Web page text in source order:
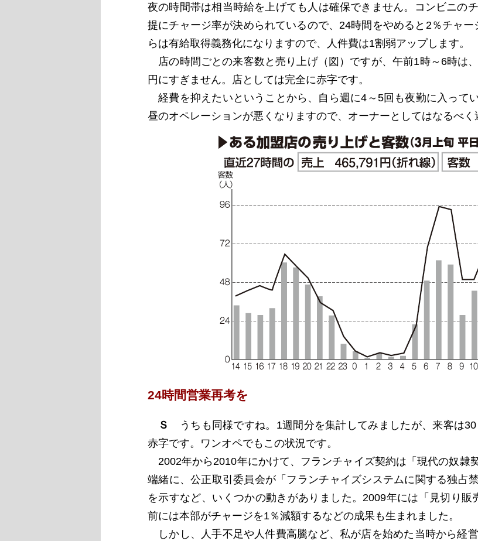
夜の時間帯は相当時給を上げても人は確保できません。コンビニの
提にチャージ率が決められているので、24時間をやめると2％チャ
らは有給取得義務化になりますので、人件費は1割弱アップします。
店の時間ごとの来客数と売り上げ（図）ですが、午前1時～6時は
円にすぎません。店としては完全に赤字です。
経費を抑えたいということから、自ら週に4～5回も夜勤に入って
昼のオペレーションが悪くなりますので、オーナーとしてはなるべく
24時間営業再考を
Ｓ
うちも同様ですね。1週間分を集計してみましたが、来客は30
赤字です。ワンオペでもこの状況です。
2002年から2010年にかけて、フランチャイズ契約は「現代の奴隷
端緒に、公正取引委員会が「フランチャイズシステムに関する独占
を示すなど、いくつかの動きがありました。2009年には「見切り
前には本部がチャージを1％減額するなどの成果も生まれました。
しかし、人手不足や人件費高騰など、私が店を始めた当時から経